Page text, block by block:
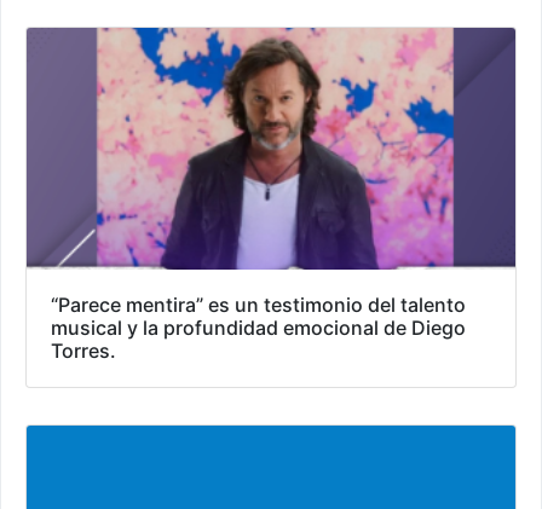
“Parece mentira” es un testimonio del talento
musical y la profundidad emocional de Diego
Torres.